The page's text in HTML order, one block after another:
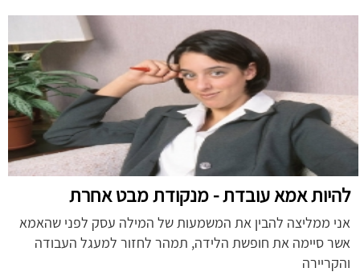
להיות אמא עובדת - מנקודת מבט אחרת
אני ממליצה להבין את המשמעות של המילה עסק לפני שהאמא
אשר סיימה את חופשת הלידה, תמהר לחזור למעגל העבודה
והקריירה